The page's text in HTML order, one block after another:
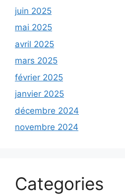
juin 2025
mai 2025
avril 2025
mars 2025
février 2025
janvier 2025
décembre 2024
novembre 2024
Categories